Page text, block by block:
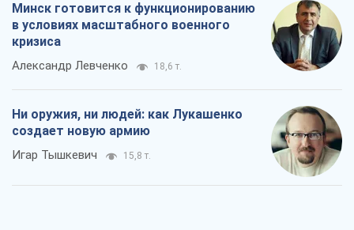
Минск готовится к функционированию
в условиях масштабного военного
кризиса
Александр Левченко 18,6 т.
Ни оружия, ни людей: как Лукашенко
создает новую армию
Игар Тышкевич 15,8 т.